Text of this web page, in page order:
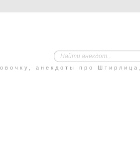
анекдоты про Штирлица,